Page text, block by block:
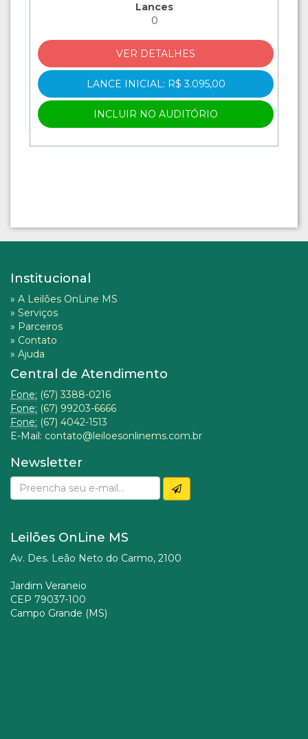
Lances
0
VER DETALHES
LANCE INICIAL: R$ 3.095,00
INCLUIR NO AUDITÓRIO
Institucional
» A Leilões OnLine MS
» Serviços
» Parceiros
» Contato
» Ajuda
Central de Atendimento
Fone: (67) 3388-0216
Fone: (67) 99203-6666
Fone: (67) 4042-1513
E-Mail: contato@leiloesonlinems.com.br
Newsletter
Leilões OnLine MS
Av. Des. Leão Neto do Carmo, 2100
Jardim Veraneio
CEP 79037-100
Campo Grande (MS)